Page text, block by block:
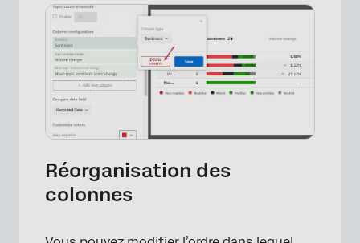
Réorganisation des
colonnes